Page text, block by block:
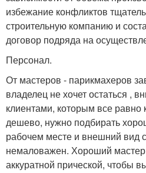
избежание конфликтов
строительную компанию и
договор подряда на
Персонал.
От мастеров - парикмахеров
владелец не хочет остаться ,
клиентами, которым все равно
дешево, нужно подбирать
рабочем месте и внешний вид
немаловажен. Хороший
аккуратной прической, чтобы